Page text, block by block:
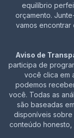
equilíbrio
orçamento.
vamos encontrar
Aviso de
participa de
você clica em
podemos
você. Todas as
são baseadas
disponíveis
conteúdo honesto,